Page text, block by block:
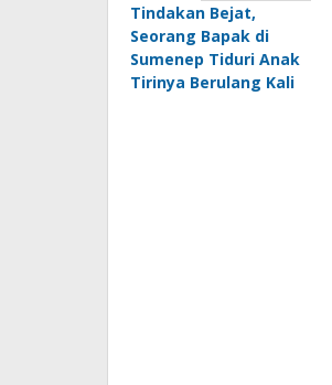
Tindakan Bejat,
Seorang Bapak di
Sumenep Tiduri Anak
Tirinya Berulang Kali